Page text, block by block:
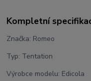
Kompletní
Značka: Romeo
Typ: Tentation
Výrobce modelu: Edicola